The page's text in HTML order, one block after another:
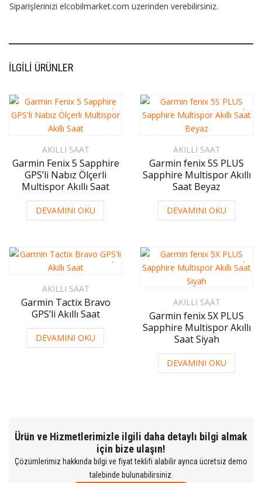
Siparişlerinizi elcobilmarket.com üzerinden verebilirsiniz.
İLGILI ÜRÜNLER
AKILLI SAAT
Garmin Fenix 5 Sapphire
GPS’li Nabız Ölçerli
Multispor Akıllı Saat
DEVAMINI OKU
AKILLI SAAT
Garmin fenix 5S PLUS
Sapphire Multispor Akıllı
Saat Beyaz
DEVAMINI OKU
AKILLI SAAT
Garmin Tactix Bravo
GPS’li Akıllı Saat
DEVAMINI OKU
AKILLI SAAT
Garmin fenix 5X PLUS
Sapphire Multispor Akıllı
Saat Siyah
DEVAMINI OKU
Ürün ve Hizmetlerimizle ilgili daha detaylı bilgi almak
için bize ulaşın!
Çözümlerimiz hakkında bilgi ve fiyat teklifi alabilir ayrıca ücretsiz demo
talebinde bulunabilirsiniz.